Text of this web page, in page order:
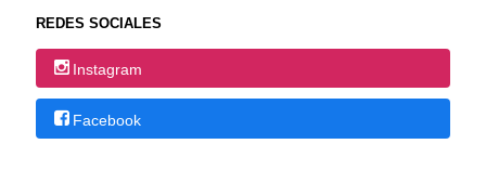
REDES SOCIALES
Instagram
Facebook